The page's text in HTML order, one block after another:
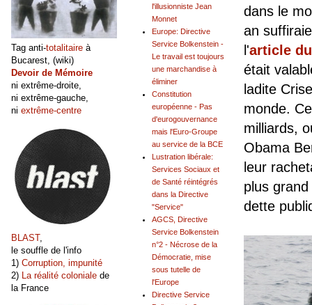
dans le
an
l'article
était
ladite
monde.
milliards,
Obama
leur
plus
dette
l'illusionniste Jean
Monnet
Europe: Directive
Service Bolkenstein -
Le travail est toujours
une marchandise à
éliminer
Constitution
européenne - Pas
d'eurogouvernance
mais l'Euro-Groupe
au service de la BCE
Lustration libérale:
Services Sociaux et
de Santé réintégrés
dans la Directive
"Service"
AGCS, Directive
Service Bolkenstein
n°2 - Nécrose de la
Démocratie, mise
sous tutelle de
l'Europe
Directive Service
Tag anti-totalitaire à
Bucarest, (wiki)
Devoir de Mémoire
ni extrême-droite,
ni extrême-gauche,
ni extrême-centre
BLAST,
le souffle de l'info
1) Corruption, impunité
2) La réalité coloniale de
la France